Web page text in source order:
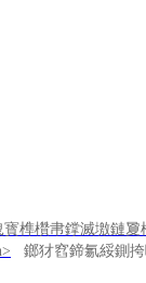
榫欑帇鐣滅墽鏈
鎯犲窞鍗氱綏鍘挎